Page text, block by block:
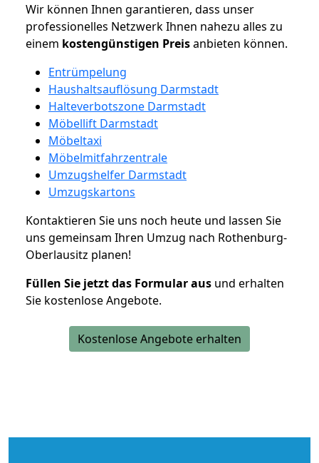
Wir können Ihnen garantieren, dass unser
professionelles Netzwerk Ihnen nahezu alles zu
einem kostengünstigen Preisanbieten können.
Entrümpelung
Haushaltsauflösung Darmstadt
Halteverbotszone Darmstadt
Möbellift Darmstadt
Möbeltaxi
Möbelmitfahrzentrale
Umzugshelfer Darmstadt
Umzugskartons
Kontaktieren Sie uns noch heute und lassen Sie
uns gemeinsam Ihren Umzug nach Rothenburg-
Oberlausitz planen!
Füllen Sie jetzt das Formular aus und erhalten
Sie kostenlose Angebote.
Kostenlose Angebote erhalten